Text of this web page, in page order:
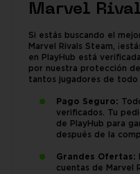
Marvel
Si estás buscando el
Marvel Rivals Steam,
en PlayHub está
por nuestra protección
tantos jugadores de todo
Pago Seguro:
verificados. Tu
de PlayHub para
después de la
Grandes Ofertas:
cuentas de Marvel